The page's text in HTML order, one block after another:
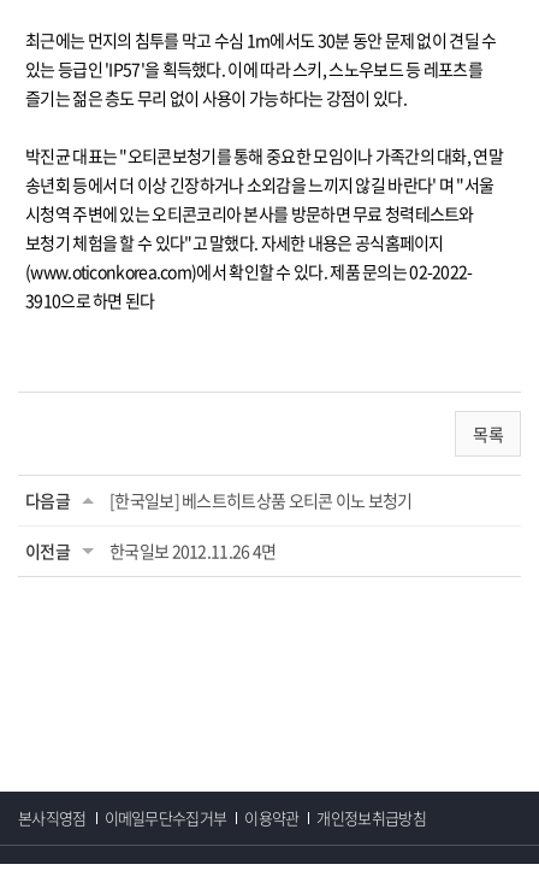
최근에는 먼지의 침투를 막고 수심 1m에서도 30분 동안 문제 없이 견딜 수
있는 등급인 'IP57'을 획득했다. 이에 따라 스키, 스노우보드 등 레포츠를
즐기는 젊은 층도 무리 없이 사용이 가능하다는 강점이 있다.
박진균 대표는 "오티콘보청기를 통해 중요한 모임이나 가족간의 대화, 연말
송년회 등에서 더 이상 긴장하거나 소외감을 느끼지 않길 바란다' 며 "서울
시청역 주변에 있는 오티콘코리아 본사를 방문하면 무료 청력테스트와
보청기 체험을 할 수 있다"고 말했다. 자세한 내용은 공식홈페이지
(www.oticonkorea.com)에서 확인할 수 있다. 제품 문의는 02-2022-
3910으로 하면 된다
목록
다음글 [한국일보] 베스트히트상품 오티콘 이노 보청기
이전글 한국일보 2012.11.26 4면
본사직영점 이메일무단수집거부 이용약관 개인정보취급방침